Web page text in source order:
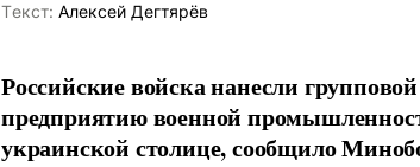
Tекст: Алексей Дегтярёв
Российские войска нанесли
предприятию военной
украинской столице, сообщило